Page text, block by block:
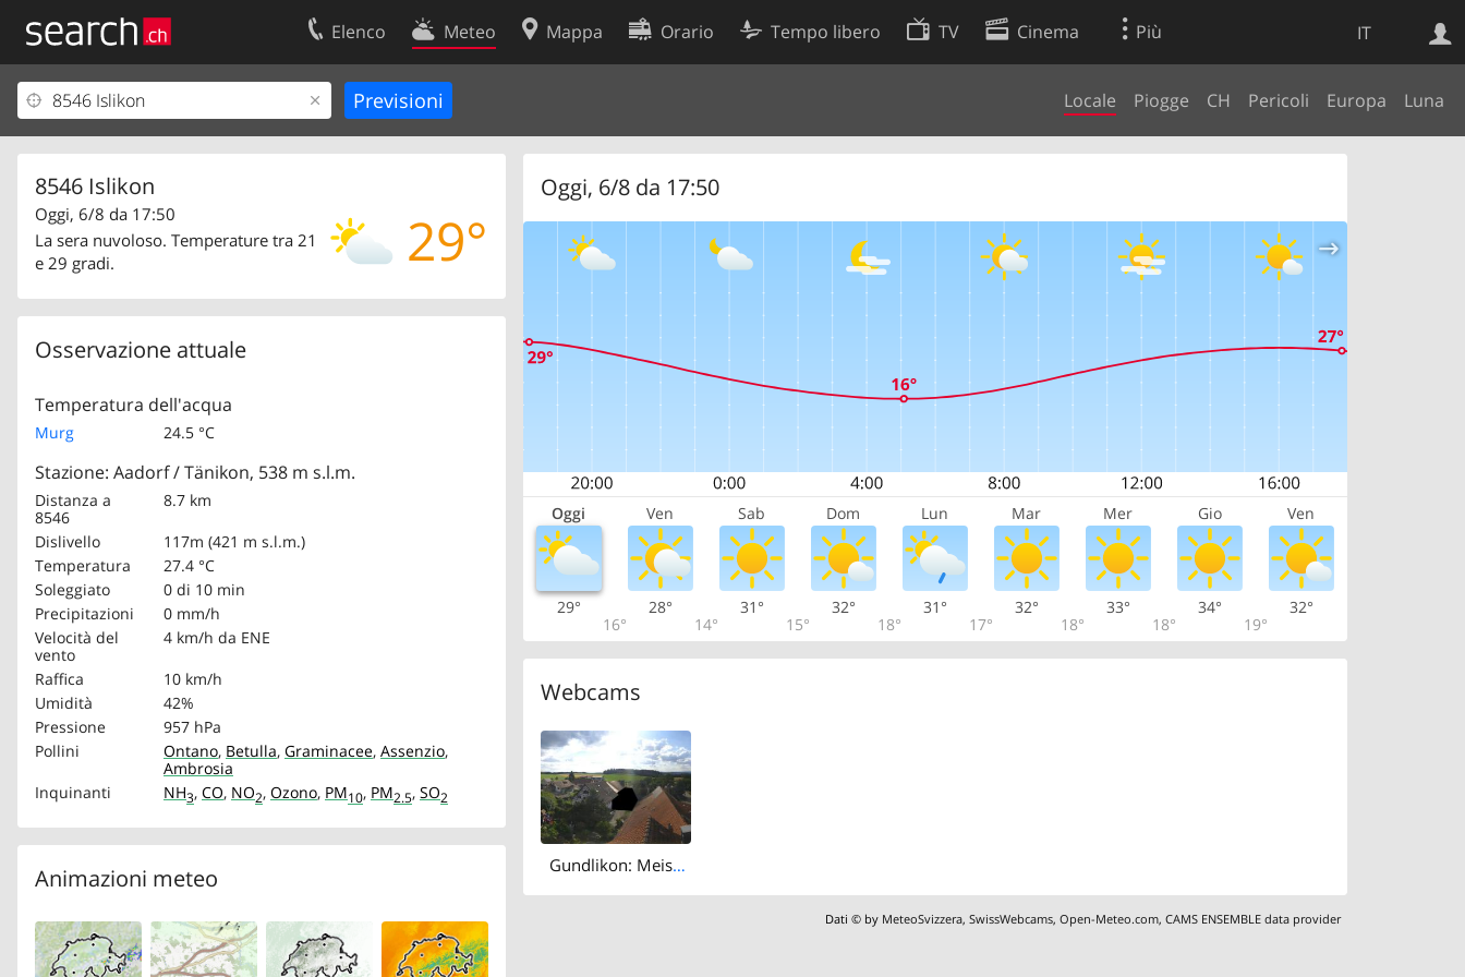
IT
Elenco Meteo Mappa Orario Tempo libero TV Cinema Più
Locale Piogge CH Pericoli Europa Luna
8546 Islikon
29°
Oggi, 6/8 da 17:50
La sera nuvoloso. Temperature tra 21
e 29 gradi.
Osservazione attuale
Temperatura dell'acqua
Murg 24.5 °C
Stazione: Aadorf / Tänikon, 538 m s.l.m.
Distanza a
8546
8.7 km
Dislivello
117m (421 m s.l.m.)
Temperatura
27.4 °C
Soleggiato
0 di 10 min
Precipitazioni
0 mm/h
Velocità del
vento
4 km/h da ENE
Raffica
10 km/h
Umidità
42%
Pressione
957 hPa
Pollini
Ontano, Betulla, Graminacee, Assenzio,
Ambrosia
Inquinanti
NH3, CO, NO2, Ozono, PM10, PM2.5, SO2
Animazioni meteo
Oggi, 6/8 da 17:50
Oggi Ven Sab Dom Lun Mar Mer Gio Ven
29°
16°
28°
14°
31°
15°
32°
18°
31°
17°
32°
18°
33°
18°
34°
19°
32°
Webcams
Gundlikon: Meisberg
Dati © by MeteoSvizzera,SwissWebcams,Open-Meteo.com,CAMS ENSEMBLE data provider
Ricerca Web
Il vostro profolio
Area clienti
Informazioni Legali
Contatti
Condizioni d’uso
Preferenze cookie